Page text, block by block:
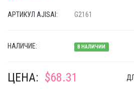
АРТИКУЛ AJISAI: G2161
НАЛИЧИЕ: В НАЛИЧИИ
ЦЕНА: $68.31